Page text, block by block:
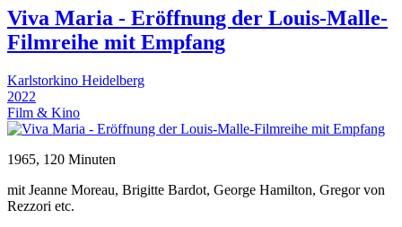
Viva Maria - Eröffnung der Louis-Malle-
Filmreihe mit Empfang
Karlstorkino Heidelberg
2022
Film & Kino
1965, 120 Minuten
mit Jeanne Moreau, Brigitte Bardot, George Hamilton, Gregor von
Rezzori etc.